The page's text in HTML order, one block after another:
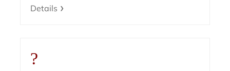
Details
?